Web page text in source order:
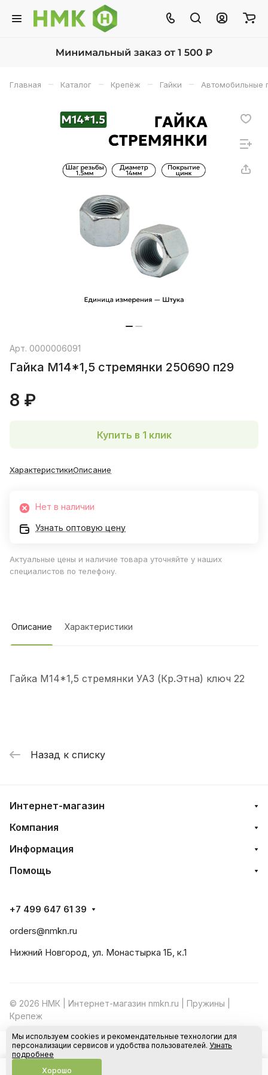
Главная – Каталог – Крепёж – Гайки – Автомобильные
Арт. 0000006091
Гайка М14*1,5 стремянки 250690 п29
8 ₽
В корзину
Купить в 1 клик
ХарактеристикиОписание
Нет в наличии
Узнать оптовую цену
Актуальные цены и наличие товара уточняйте у наших
специалистов по телефону.
Описание Характеристики
Гайка М14*1,5 стремянки УАЗ (Кр.Этна) ключ 22
Назад к списку
Интернет-магазин
Компания
Информация
Помощь
+7 499 647 61 39
orders@nmkn.ru
Нижний Новгород, ул. Монастырка 1Б, к.1
© 2026 НМК | Интернет-магазин nmkn.ru | Пружины |
Крепеж
Конфиденциальность Оферта
Мы используем cookies и рекомендательные технологии для
персонализации сервисов и удобства пользователей. Узнать
подробнее
Хорошо